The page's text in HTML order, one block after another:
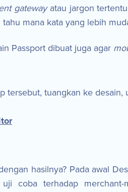
gatewayatau jargon
mana kata yang lebih
Passport dibuat juga agar
tersebut, tuangkan ke
hasilnya? Pada awal
coba terhadap